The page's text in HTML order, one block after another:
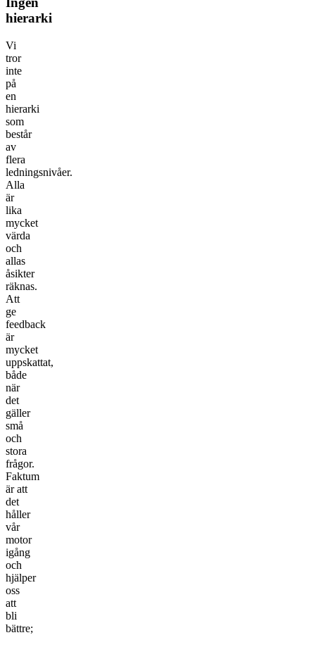
hierarki
Vi
tror
inte
på
en
hierarki
som
består
av
flera
ledningsnivåer.
Alla
är
lika
mycket
värda
och
allas
åsikter
räknas.
Att
ge
feedback
är
mycket
uppskattat,
både
när
det
gäller
små
och
stora
frågor.
Faktum
är att
det
håller
vår
motor
igång
och
hjälper
oss
att
bli
bättre;